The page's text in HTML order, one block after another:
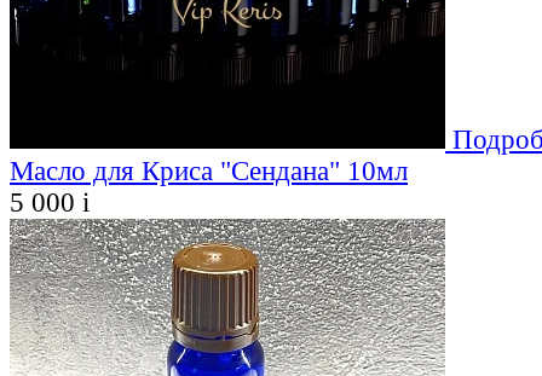
Масло для Криса "Сендана" 10мл
5 000 i